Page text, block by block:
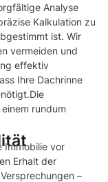
Analyse
Kalkulation zu
ist. Wir
vermeiden und
effektiv
Ihre Dachrinne
rundum
Immobilie vor
Erhalt der
–